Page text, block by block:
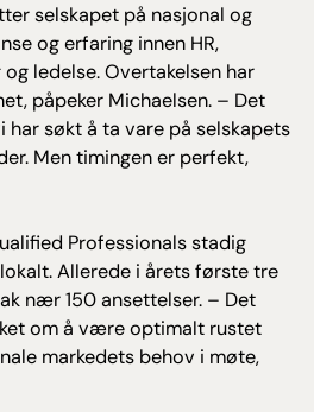
selskapet på nasjonal og
og erfaring innen HR,
ledelse. Overtakelsen har
påpeker Michaelsen. – Det
har søkt å ta vare på selskapets
Men timingen er perfekt,
Professionals stadig
Allerede i årets første tre
nær 150 ansettelser. – Det
om å være optimalt rustet
markedets behov i møte,